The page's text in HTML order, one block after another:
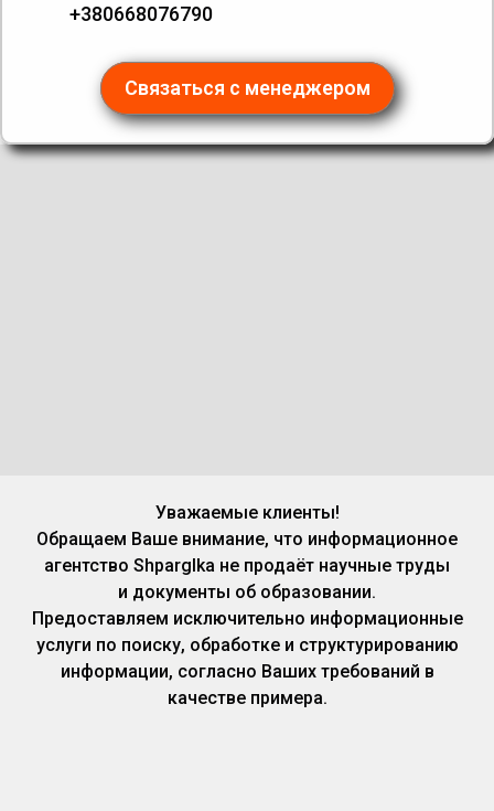
+380668076790
Связаться с менеджером
Уважаемые клиенты!
Обращаем Ваше внимание, что информационное
агентство Shparglka не продаёт научные труды
и документы об образовании.
Предоставляем исключительно информационные
услуги по поиску, обработке и структурированию
информации, согласно Ваших требований в
качестве примера.